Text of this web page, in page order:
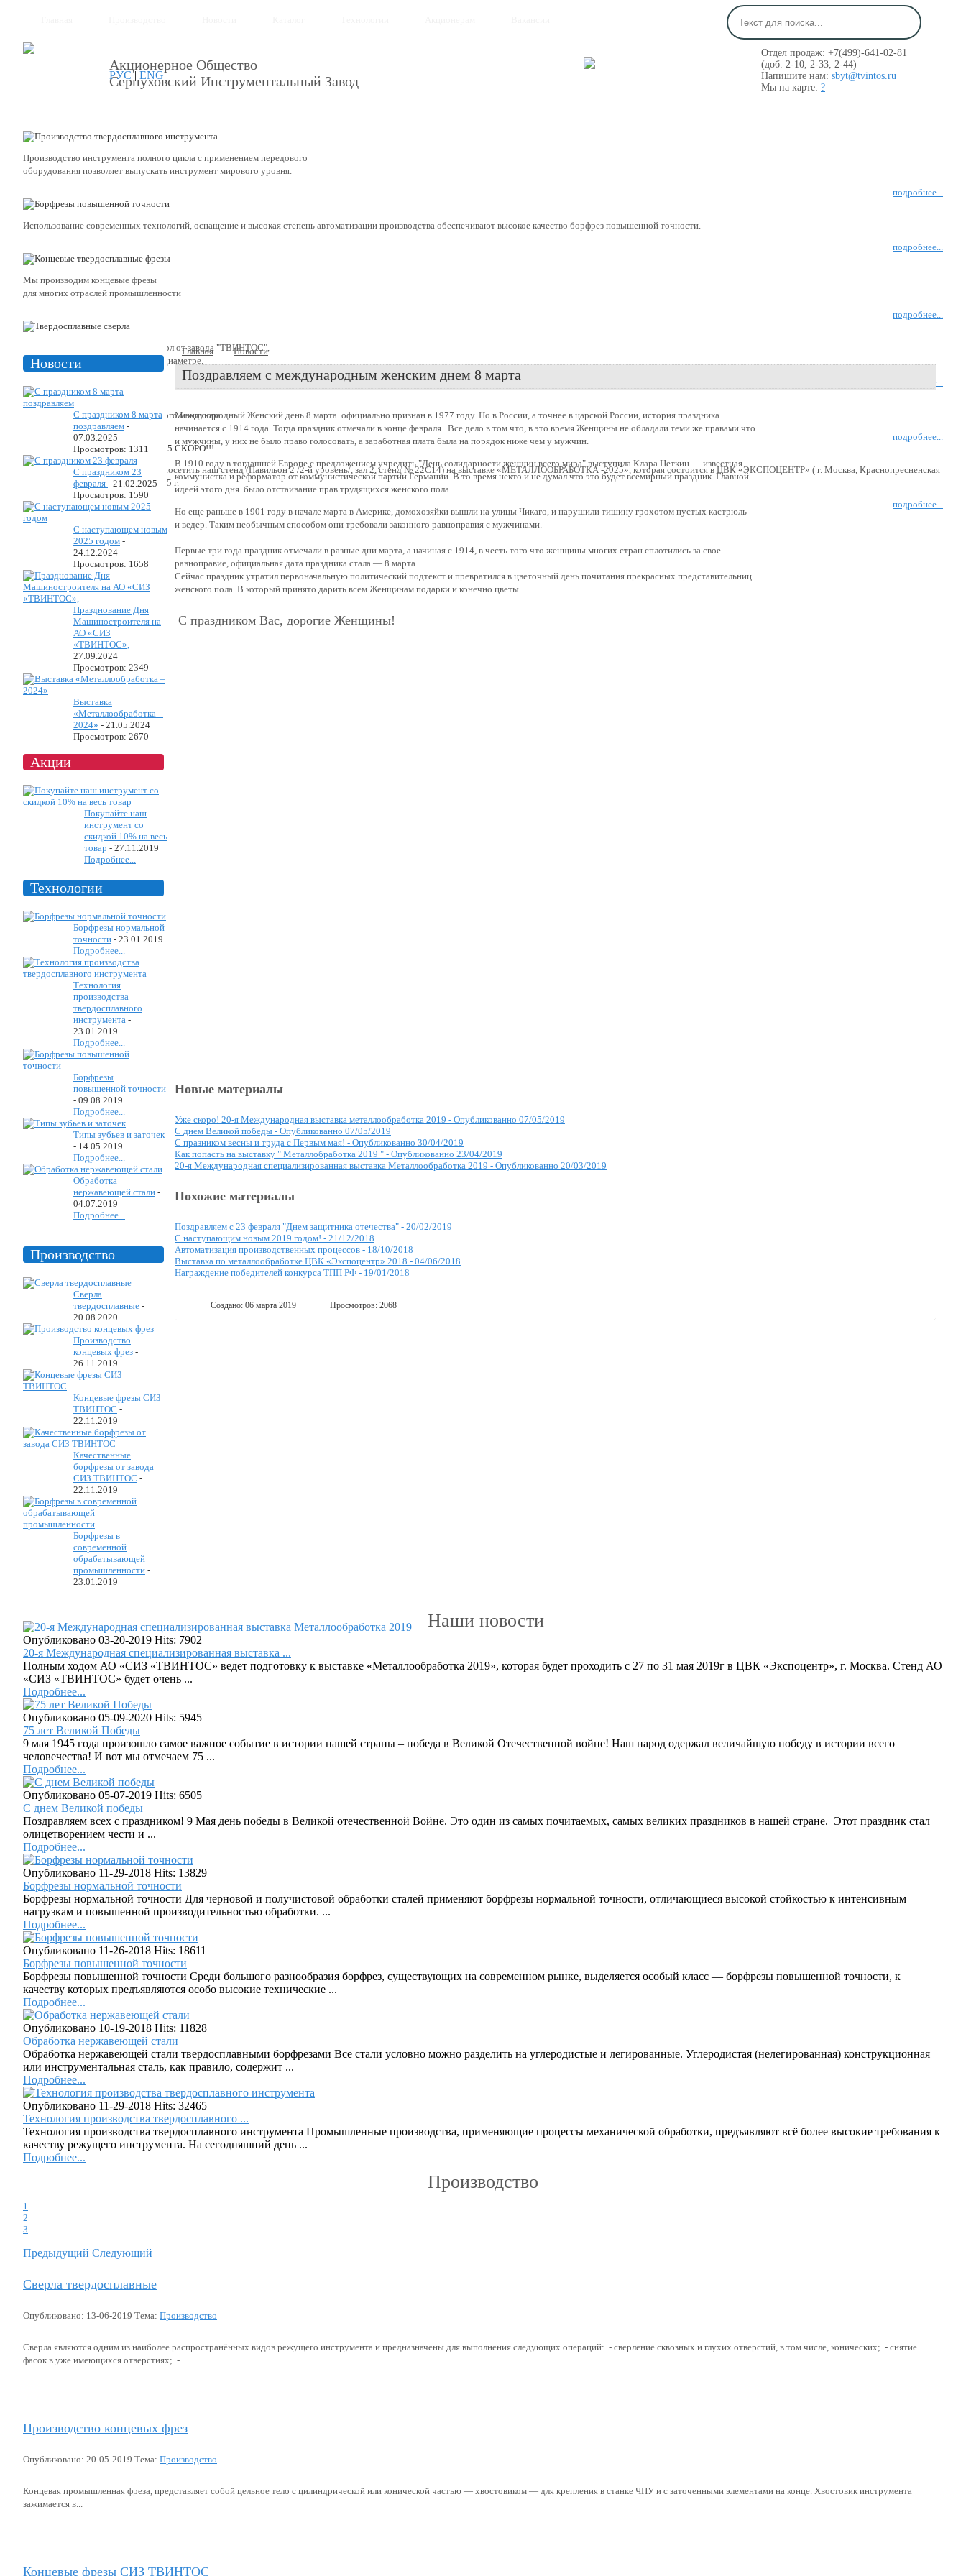
Акционерное Общество
Серпуховский Инструментальный Завод
РУС| ENG
Отдел продаж: +7(499)-641-02-81
(доб. 2-10, 2-33, 2-44)
Напишите нам: sbyt@tvintos.ru
Мы на карте: ?
Производство инструмента полного цикла с применением передового
оборудования позволяет выпускать инструмент мирового уровня.
подробнее...
Использование современных технологий, оснащение и высокая степень автоматизации производства обеспечивают высокое качество борфрез повышенной точности.
подробнее...
Мы производим концевые фрезы
для многих отраслей промышленности
подробнее...
Производство твердосплавных сверл от завода "ТВИНТОС",
размерный ряд от 2 мм до 25 мм в диаметре.
подробнее...
Фрезы используются для аппаратного маникюра
подробнее...
«Уважаемые коллеги! Приглашаем посетить наш стенд (Павильон 2 /2-й уровень/, зал 2, стенд № 22С14) на выставке «МЕТАЛЛООБРАБОТКА -2025», которая состоится в ЦВК «ЭКСПОЦЕНТР» ( г. Москва, Краснопресненская
наб.14) с 26.05.2025 г. по 29.05.2025 г.
подробнее...
Новости
С праздником 8 марта
поздравляем -
07.03.2025
Просмотров: 1311
С праздником 23
февраля - 21.02.2025
Просмотров: 1590
С наступающем новым
2025 годом -
24.12.2024
Просмотров: 1658
Празднование Дня
Машиностроителя на
АО «СИЗ
«ТВИНТОС», -
27.09.2024
Просмотров: 2349
Выставка
«Металлообработка –
2024» - 21.05.2024
Просмотров: 2670
Акции
Покупайте наш
инструмент со
скидкой 10% на весь
товар - 27.11.2019
Подробнее...
Технологии
Борфрезы нормальной
точности - 23.01.2019
Подробнее...
Технология
производства
твердосплавного
инструмента -
23.01.2019
Подробнее...
Борфрезы
повышенной точности
- 09.08.2019
Подробнее...
Типы зубьев и заточек
- 14.05.2019
Подробнее...
Обработка
нержавеющей стали -
04.07.2019
Подробнее...
Производство
Сверла
твердосплавные -
20.08.2020
Производство
концевых фрез -
26.11.2019
Концевые фрезы СИЗ
ТВИНТОС -
22.11.2019
Качественные
борфрезы от завода
СИЗ ТВИНТОС -
22.11.2019
Борфрезы в
современной
обрабатывающей
промышленности -
23.01.2019
Главная Новости
Поздравляем с международным женским днем 8 марта
Международный Женский день 8 марта официально признан в 1977 году. Но в России, а точнее в царской России, история праздника
начинается с 1914 года. Тогда праздник отмечали в конце февраля. Все дело в том что, в это время Женщины не обладали теми же правами что
и мужчины, у них не было право голосовать, а заработная плата была на порядок ниже чем у мужчин.
В 1910 году в тогдашней Европе с предложением учредить "День солидарности женщин всего мира" выступила Клара Цеткин — известная
коммунистка и реформатор от коммунистической партии Германии. В то время некто и не думал что это будет всемирный праздник. Главной
идеей этого дня было отстаивание прав трудящихся женского пола.
Но еще раньше в 1901 году в начале марта в Америке, домохозяйки вышли на улицы Чикаго, и нарушили тишину грохотом пустых кастрюль
и ведер. Таким необычным способом они требовали законного равноправия с мужчинами.
Первые три года праздник отмечали в разные дни марта, а начиная с 1914, в честь того что женщины многих стран сплотились за свое
равноправие, официальная дата праздника стала — 8 марта.
Сейчас праздник утратил первоначальную политический подтекст и превратился в цветочный день почитания прекрасных представительниц
женского пола. В который принято дарить всем Женщинам подарки и конечно цветы.
C праздником Вас, дорогие Женщины!
Новые материалы
Уже скоро! 20-я Международная выставка металлообработка 2019 - Опубликованно 07/05/2019
C днем Великой победы - Опубликованно 07/05/2019
С празником весны и труда с Первым мая! - Опубликованно 30/04/2019
Как попасть на выставку " Металлобработка 2019 " - Опубликованно 23/04/2019
20-я Международная специализированная выставка Металлообработка 2019 - Опубликованно 20/03/2019
Похожие материалы
Поздравляем с 23 февраля "Днем защитника отечества" - 20/02/2019
С наступающим новым 2019 годом! - 21/12/2018
Автоматизация производственных процессов - 18/10/2018
Выставка по металлообработке ЦВК «Экспоцентр» 2018 - 04/06/2018
Награждение победителей конкурса ТПП РФ - 19/01/2018
Создано: 06 марта 2019 Просмотров: 2068
Наши новости
Опубликовано 03-20-2019 Hits: 7902
20-я Международная специализированная выставка ...
Полным ходом АО «СИЗ «ТВИНТОС» ведет подготовку к выставке «Металлообработка 2019», которая будет проходить с 27 по 31 мая 2019г в ЦВК «Экспоцентр», г. Москва. Стенд АО
«СИЗ «ТВИНТОС» будет очень ...
Подробнее...
Опубликовано 05-09-2020 Hits: 5945
75 лет Великой Победы
9 мая 1945 года произошло самое важное событие в истории нашей страны – победа в Великой Отечественной войне! Наш народ одержал величайшую победу в истории всего
человечества! И вот мы отмечаем 75 ...
Подробнее...
Опубликовано 05-07-2019 Hits: 6505
C днем Великой победы
Поздравляем всех с праздником! 9 Мая день победы в Великой отечественной Войне. Это один из самых почитаемых, самых великих праздников в нашей стране. Этот праздник стал
олицетворением чести и ...
Подробнее...
Опубликовано 11-29-2018 Hits: 13829
Борфрезы нормальной точности
Борфрезы нормальной точности Для черновой и получистовой обработки сталей применяют борфрезы нормальной точности, отличающиеся высокой стойкостью к интенсивным
нагрузкам и повышенной производительностью обработки. ...
Подробнее...
Опубликовано 11-26-2018 Hits: 18611
Борфрезы повышенной точности
Борфрезы повышенной точности Среди большого разнообразия борфрез, существующих на современном рынке, выделяется особый класс — борфрезы повышенной точности, к
качеству которых предъявляются особо высокие технические ...
Подробнее...
Опубликовано 10-19-2018 Hits: 11828
Обработка нержавеющей стали
Обработка нержавеющей стали твердосплавными борфрезами Все стали условно можно разделить на углеродистые и легированные. Углеродистая (нелегированная) конструкционная
или инструментальная сталь, как правило, содержит ...
Подробнее...
Опубликовано 11-29-2018 Hits: 32465
Технология производства твердосплавного ...
Технология производства твердосплавного инструмента Промышленные производства, применяющие процессы механической обработки, предъявляют всё более высокие требования к
качеству режущего инструмента. На сегодняшний день ...
Подробнее...
Производство
1
2
3
Предыдущий Следующий
Сверла твердосплавные
Опубликовано: 13-06-2019 Тема: Производство
Сверла являются одним из наиболее распространённых видов режущего инструмента и предназначены для выполнения следующих операций: - сверление сквозных и глухих отверстий, в том числе, конических; - снятие
фасок в уже имеющихся отверстиях; -...
Производство концевых фрез
Опубликовано: 20-05-2019 Тема: Производство
Концевая промышленная фреза, представляет собой цельное тело с цилиндрической или конической частью — хвостовиком — для крепления в станке ЧПУ и с заточенными элементами на конце. Хвостовик инструмента
зажимается в...
Концевые фрезы СИЗ ТВИНТОС